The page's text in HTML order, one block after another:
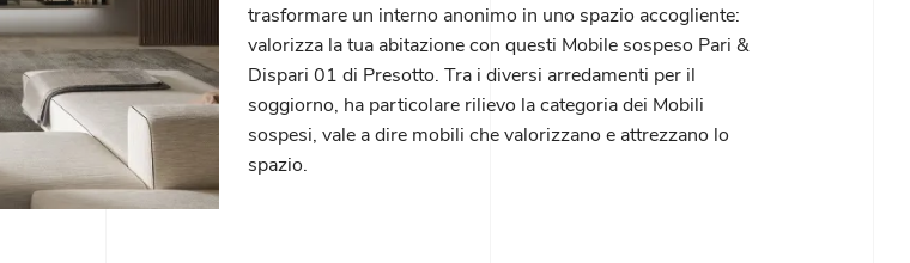
trasformare un interno anonimo in uno spazio accogliente:
valorizza la tua abitazione con questi Mobile sospeso Pari &
Dispari 01 di Presotto. Tra i diversi arredamenti per il
soggiorno, ha particolare rilievo la categoria dei Mobili
sospesi, vale a dire mobili che valorizzano e attrezzano lo
spazio.